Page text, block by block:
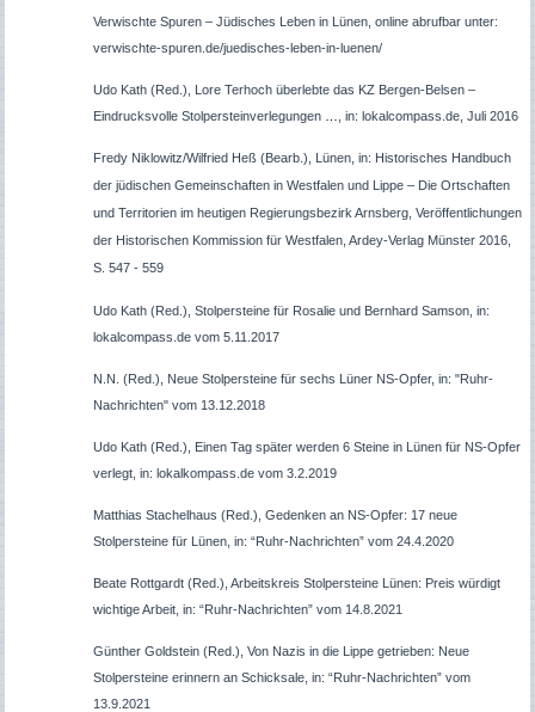
Verwischte Spuren – Jüdisches Leben in Lünen, online abrufbar unter:
verwischte-spuren.de/juedisches-leben-in-luenen/
Udo Kath (Red.), Lore Terhoch überlebte das KZ Bergen-Belsen –
Eindrucksvolle Stolpersteinverlegungen
, in: lokalcompass.de, Juli 2016
Fredy Niklowitz/Wilfried Heß (Bearb.), Lünen, in: Historisches Handbuch
der jüdischen Gemeinschaften in Westfalen und Lippe – Die Ortschaften
und Territorien im heutigen Regierungsbezirk Arnsberg, Veröffentlichungen
der Historischen Kommission für Westfalen, Ardey-Verlag Münster 2016,
S. 547 - 559
Udo Kath (Red.), Stolpersteine für Rosalie und Bernhard Samson, in:
lokalcompass.de vom 5.11.2017
N.N. (Red.), Neue Stolpersteine für sechs Lüner NS-Opfer, in: "Ruhr-
Nachrichten" vom 13.12.2018
Udo Kath (Red.), Einen Tag später werden 6 Steine in Lünen für NS-Opfer
verlegt, in: lokalkompass.de vom 3.2.2019
Matthias Stachelhaus (Red.), Gedenken an NS-Opfer: 17 neue
Stolpersteine für Lünen, in: “Ruhr-Nachrichten” vom 24.4.2020
Beate Rottgardt (Red.), Arbeitskreis Stolpersteine Lünen: Preis würdigt
wichtige Arbeit, in: “Ruhr-Nachrichten” vom 14.8.2021
Günther Goldstein (Red.), Von Nazis in die Lippe getrieben: Neue
Stolpersteine erinnern an Schicksale, in: “Ruhr-Nachrichten” vom
13.9.2021